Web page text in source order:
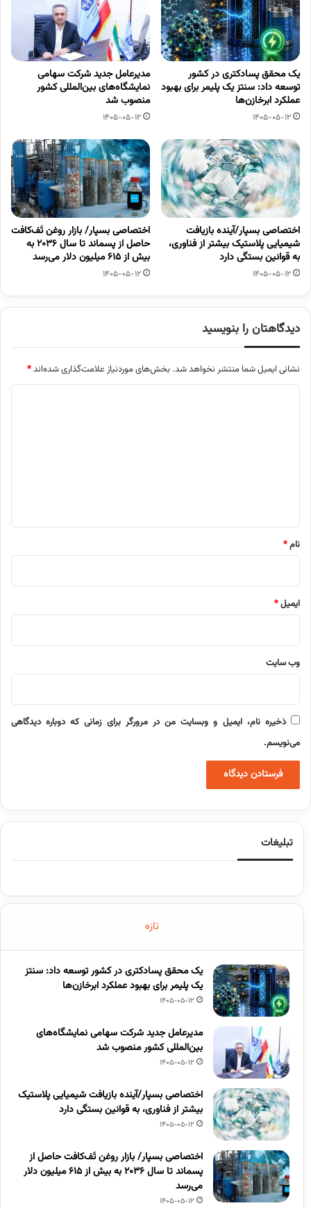
یک محقق پسادکتری در کشور
توسعه داد: سنتز یک پلیمر برای بهبود
عملکرد ابرخازن‌ها
1405-05-12
مدیرعامل جدید شرکت سهامی
نمایشگاه‌های بین‌المللی کشور
منصوب شد
1405-05-12
اختصاصی بسپار/آینده بازیافت
شیمیایی پلاستیک بیشتر از فناوری،
به قوانین بستگی دارد
1405-05-12
اختصاصی بسپار/ بازار روغن تَف‌کافت
حاصل از پسماند تا سال ۲۰۳۶ به
بیش از ۶۱۵ میلیون دلار می‌رسد
1405-05-12
دیدگاهتان را بنویسید
نشانی ایمیل شما منتشر نخواهد شد. بخش‌های موردنیاز علامت‌گذاری شده‌اند*
نام*
ایمیل*
وب‌ سایت
ذخیره نام، ایمیل و وبسایت من در مرورگر برای زمانی که دوباره دیدگاهی
می‌نویسم.
تبلیغات
تازه
یک محقق پسادکتری در کشور توسعه داد: سنتز
یک پلیمر برای بهبود عملکرد ابرخازن‌ها
1405-05-12
مدیرعامل جدید شرکت سهامی نمایشگاه‌های
بین‌المللی کشور منصوب شد
1405-05-12
اختصاصی بسپار/آینده بازیافت شیمیایی پلاستیک
بیشتر از فناوری، به قوانین بستگی دارد
1405-05-12
اختصاصی بسپار/ بازار روغن تَف‌کافت حاصل از
پسماند تا سال ۲۰۳۶ به بیش از ۶۱۵ میلیون دلار
می‌رسد
1405-05-12